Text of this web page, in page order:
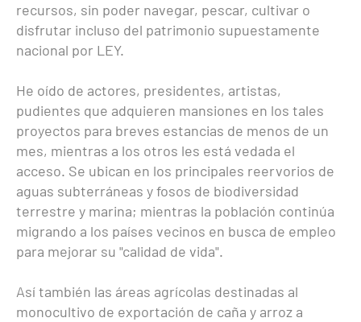
recursos, sin poder navegar, pescar, cultivar o
disfrutar incluso del patrimonio supuestamente
nacional por LEY.
He oído de actores, presidentes, artistas,
pudientes que adquieren mansiones en los tales
proyectos para breves estancias de menos de un
mes, mientras a los otros les está vedada el
acceso. Se ubican en los principales reervorios de
aguas subterráneas y fosos de biodiversidad
terrestre y marina; mientras la población continúa
migrando a los países vecinos en busca de empleo
para mejorar su "calidad de vida".
Así también las áreas agrícolas destinadas al
monocultivo de exportación de caña y arroz a